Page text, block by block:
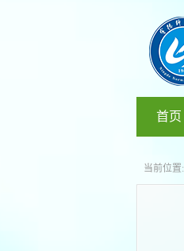
首页
当前位置: